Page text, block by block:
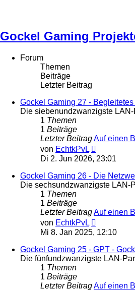
Gockel Gaming
Forum
Themen
Beiträge
Letzter Beitrag
Gockel Gaming 27 -
Die siebenundzwanzigste
1 Themen
1 Beiträge
Letzter BeitragAuf einen
von EchtkPvL
Beitrag
Di 2. Jun 2026, 23:01
Gockel Gaming 26 - Die
Die sechsundzwanzigste LAN-
1 Themen
1 Beiträge
Letzter BeitragAuf einen
von EchtkPvL
Beitrag
Mi 8. Jan 2025, 12:10
Gockel Gaming 25 - GPT -
Die fünfundzwanzigste LAN-
1 Themen
1 Beiträge
Letzter BeitragAuf einen